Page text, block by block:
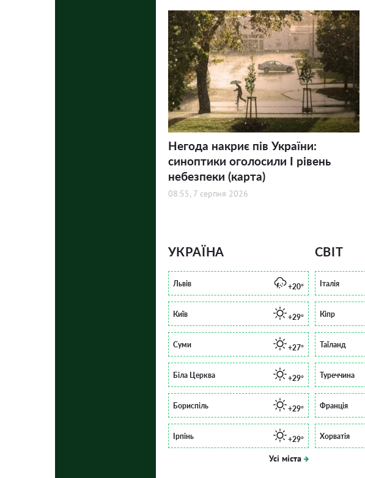
Негода накриє пів України:
синоптики оголосили І рівень
небезпеки (карта)
08:55, 7 серпня 2026
УКРАЇНА
Львів +20°
Київ +29°
Суми +27°
Біла Церква +29°
Бориспіль +29°
Ірпінь +29°
Усі міста
СВІТ
Італія
Кіпр
Таїланд
Туреччина
Франція
Хорватія